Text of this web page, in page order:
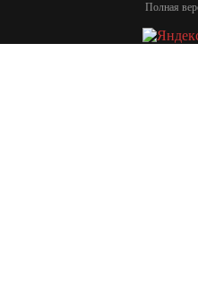
Полная